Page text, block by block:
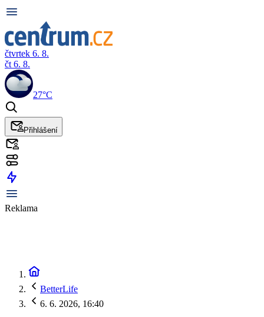
čtvrtek 6. 8.
čt 6. 8.
27°C
Přihlášení
Reklama
BetterLife
6. 6. 2026, 16:40